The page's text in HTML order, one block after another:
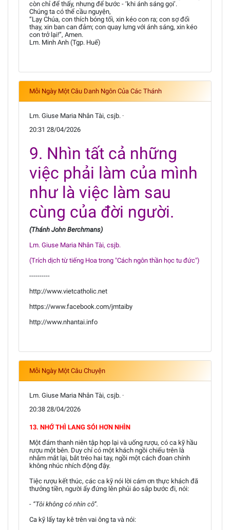
còn chỉ để thấy, nhưng để bước - ‘khi ánh sáng gọi’.
Chúng ta có thể cầu nguyện,
“Lạy Chúa, con thích bóng tối, xin kéo con ra; con sợ đổi
thay, xin ban can đảm; con quay lưng với ánh sáng, xin kéo
con trở lại!”, Amen.
Lm. Minh Anh (Tgp. Huế)
Mỗi Ngày Một Câu Danh Ngôn Của Các Thánh
Lm. Giuse Maria Nhân Tài, csjb. ·
20:31 28/04/2026
9. Nhìn tất cả những
việc phải làm của mình
như là việc làm sau
cùng của đời người.
(Thánh John Berchmans)
Lm. Giuse Maria Nhân Tài, csjb.
(Trích dịch từ tiếng Hoa trong "Cách ngôn thần học tu đức")
----------
http://www.vietcatholic.net
https://www.facebook.com/jmtaiby
http://www.nhantai.info
Mỗi Ngày Một Câu Chuyện
Lm. Giuse Maria Nhân Tài, csjb. ·
20:38 28/04/2026
13. NHỚ THÌ LANG SÓI HƠN NHÌN
Một đám thanh niên tập họp lại và uống rượu, có ca kỹ hầu
rượu một bên. Duy chỉ có một khách ngồi chiếu trên là
nhắm mắt lại, bắt tréo hai tay, ngồi một cách đoan chính
không nhúc nhích động đậy.
Tiệc rượu kết thúc, các ca kỹ nói lời cám ơn thực khách đã
thưởng tiền, người ấy đứng lên phủi áo sắp bước đi, nói:
- “Tôi không có nhìn cô”.
Ca kỹ lấy tay kê trên vai ông ta và nói: